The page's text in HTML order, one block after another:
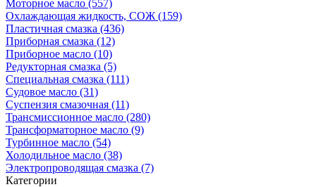
Моторное масло (557)
Охлаждающая жидкость, СОЖ (159)
Пластичная смазка (436)
Приборная смазка (12)
Приборное масло (10)
Редукторная смазка (5)
Специальная смазка (111)
Судовое масло (31)
Суспензия смазочная (11)
Трансмиссионное масло (280)
Трансформаторное масло (9)
Турбинное масло (54)
Холодильное масло (38)
Электропроводящая смазка (7)
Категории